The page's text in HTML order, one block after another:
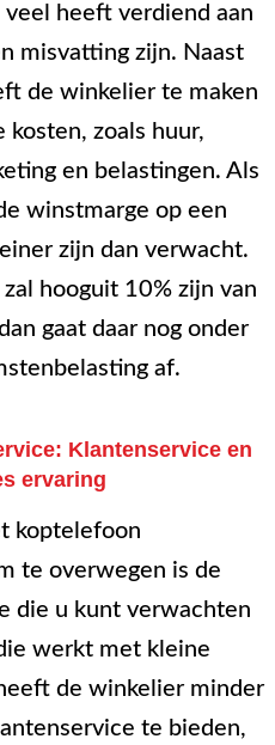
heeft verdiend aan
misvatting zijn. Naast
de winkelier te maken
kosten, zoals huur,
en belastingen. Als
winstmarge op een
zijn dan verwacht.
hooguit 10% zijn van
gaat daar nog onder
af.
Klantenservice en
ervaring
te overwegen is de
die u kunt verwachten
werkt met kleine
de winkelier minder
te bieden,